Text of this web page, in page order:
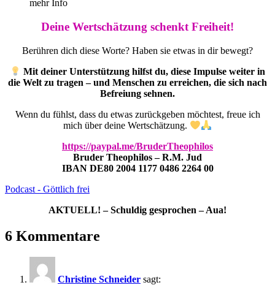
mehr Info
Deine Wertschätzung schenkt Freiheit!
Berühren dich diese Worte? Haben sie etwas in dir bewegt?
Mit deiner Unterstützung hilfst du, diese Impulse weiter in
die Welt zu tragen – und Menschen zu erreichen, die sich nach
Befreiung sehnen.
Wenn du fühlst, dass du etwas zurückgeben möchtest, freue ich
mich über deine Wertschätzung.
https://paypal.me/BruderTheophilos
Bruder Theophilos – R.M. Jud
IBAN DE80 2004 1177 0486 2264 00
Podcast - Göttlich frei
AKTUELL! – Schuldig gesprochen – Aua!
6 Kommentare
Christine Schneider sagt: